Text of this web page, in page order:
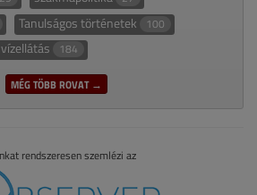
Tanulságos történetek 100
vízellátás 184
MÉG TÖBB ROVAT →
rendszeresen szemlézi az